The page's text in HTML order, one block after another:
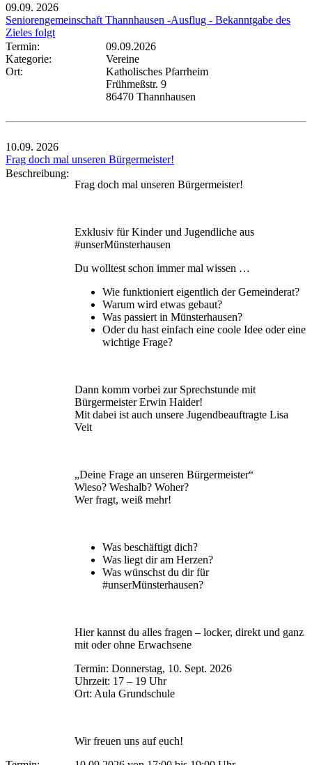
09.09. 2026
Seniorengemeinschaft Thannhausen -Ausflug - Bekanntgabe des
Zieles folgt
Termin:
09.09.2026
Kategorie:
Vereine
Ort:
Katholisches Pfarrheim
Frühmeßstr. 9
86470 Thannhausen
10.09. 2026
Frag doch mal unseren Bürgermeister!
Beschreibung:
Frag doch mal unseren Bürgermeister!
Exklusiv für Kinder und Jugendliche aus
#unserMünsterhausen
Du wolltest schon immer mal wissen …
Wie funktioniert eigentlich der Gemeinderat?
Warum wird etwas gebaut?
Was passiert in Münsterhausen?
Oder du hast einfach eine coole Idee oder eine
wichtige Frage?
Dann komm vorbei zur Sprechstunde mit
Bürgermeister Erwin Haider!
Mit dabei ist auch unsere Jugendbeauftragte Lisa
Veit
„Deine Frage an unseren Bürgermeister“
Wieso? Weshalb? Woher?
Wer fragt, weiß mehr!
Was beschäftigt dich?
Was liegt dir am Herzen?
Was wünschst du dir für
#unserMünsterhausen?
Hier kannst du alles fragen – locker, direkt und ganz
mit oder ohne Erwachsene
Termin: Donnerstag, 10. Sept. 2026
Uhrzeit: 17 – 19 Uhr
Ort: Aula Grundschule
Wir freuen uns auf euch!